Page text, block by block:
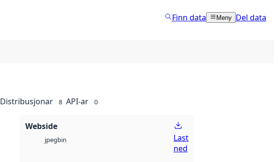
Finn data Meny Del data
Distribusjonar 8 API-ar 0
Webside
jpegbin
Last
ned